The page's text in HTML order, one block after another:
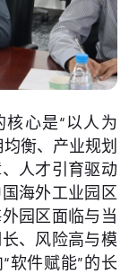
心是“以人为
衡、产业规划
人才引育驱动
海外工业园区
园区面临与当
、风险高与模
软件赋能”的长